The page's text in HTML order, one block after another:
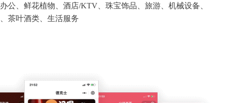
公、鲜花植物、酒店/KTV、珠宝饰品、旅游、机械设备、
茶叶酒类、生活服务